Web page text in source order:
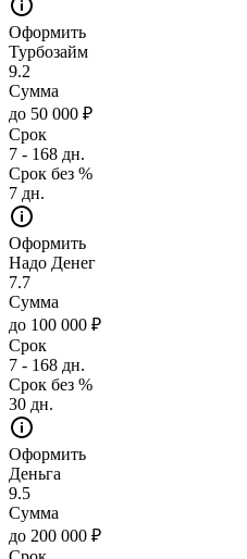
Оформить
Турбозайм
9.2
Сумма
до 50 000 ₽
Срок
7 - 168 дн.
Срок без %
7 дн.
Оформить
Надо Денег
7.7
Сумма
до 100 000 ₽
Срок
7 - 168 дн.
Срок без %
30 дн.
Оформить
Деньга
9.5
Сумма
до 200 000 ₽